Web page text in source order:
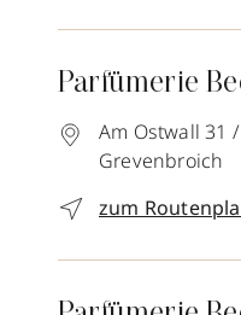
Parfümerie
Am Ostwall 31
Grevenbroich
zum